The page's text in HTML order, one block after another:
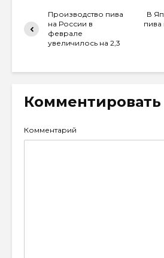
Производство пива
на России в
феврале
увеличилось на 2,3
В
Комментировать
Комментарий